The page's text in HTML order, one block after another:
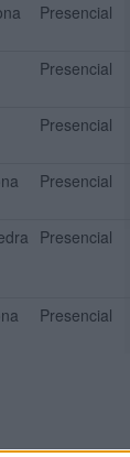
Presencial
Presencial
Presencial
Presencial
Presencial
Presencial